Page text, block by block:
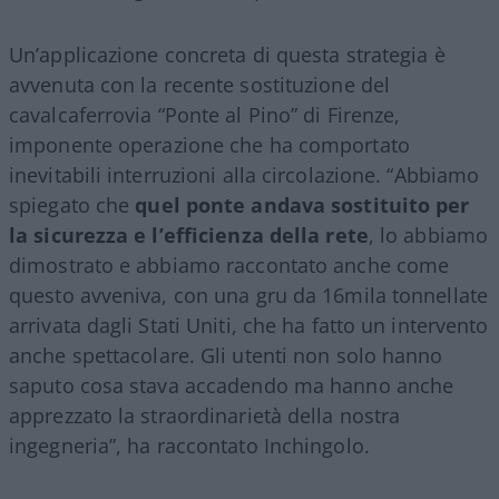
Un’applicazione concreta di questa strategia è
avvenuta con la recente sostituzione del
cavalcaferrovia “Ponte al Pino” di Firenze,
imponente operazione che ha comportato
inevitabili interruzioni alla circolazione. “Abbiamo
spiegato che quel ponte andava sostituito per
la sicurezza e l’efficienza della rete, lo abbiamo
dimostrato e abbiamo raccontato anche come
questo avveniva, con una gru da 16mila tonnellate
arrivata dagli Stati Uniti, che ha fatto un intervento
anche spettacolare. Gli utenti non solo hanno
saputo cosa stava accadendo ma hanno anche
apprezzato la straordinarietà della nostra
ingegneria”, ha raccontato Inchingolo.